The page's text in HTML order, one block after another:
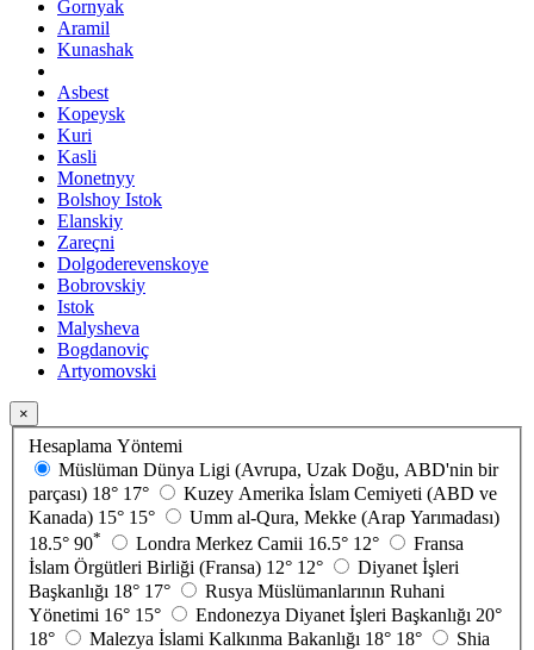
Gornyak
Aramil
Kunashak
Asbest
Kopeysk
Kuri
Kasli
Monetnyy
Bolshoy Istok
Elanskiy
Zareçni
Dolgoderevenskoye
Bobrovskiy
Istok
Malysheva
Bogdanoviç
Artyomovski
×
Hesaplama Yöntemi
Müslüman Dünya Ligi (Avrupa, Uzak Doğu, ABD'nin bir
parçası) 18° 17°
Kuzey Amerika İslam Cemiyeti (ABD ve
Kanada) 15° 15°
Umm al-Qura, Mekke (Arap Yarımadası)
18.5° 90* Londra Merkez Camii 16.5° 12°
Fransa
İslam Örgütleri Birliği (Fransa) 12° 12°
Diyanet İşleri
Başkanlığı 18° 17°
Rusya Müslümanlarının Ruhani
Yönetimi 16° 15° Endonezya Diyanet İşleri Başkanlığı 20°
18°
Malezya İslami Kalkınma Bakanlığı 18° 18°
Shia